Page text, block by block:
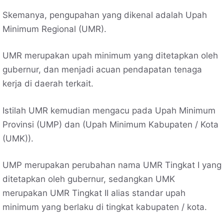
Skemanya, pengupahan yang dikenal adalah Upah
Minimum Regional (UMR).
UMR merupakan upah minimum yang ditetapkan oleh
gubernur, dan menjadi acuan pendapatan tenaga
kerja di daerah terkait.
Istilah UMR kemudian mengacu pada Upah Minimum
Provinsi (UMP) dan (Upah Minimum Kabupaten / Kota
(UMK)).
UMP merupakan perubahan nama UMR Tingkat I yang
ditetapkan oleh gubernur, sedangkan UMK
merupakan UMR Tingkat II alias standar upah
minimum yang berlaku di tingkat kabupaten / kota.